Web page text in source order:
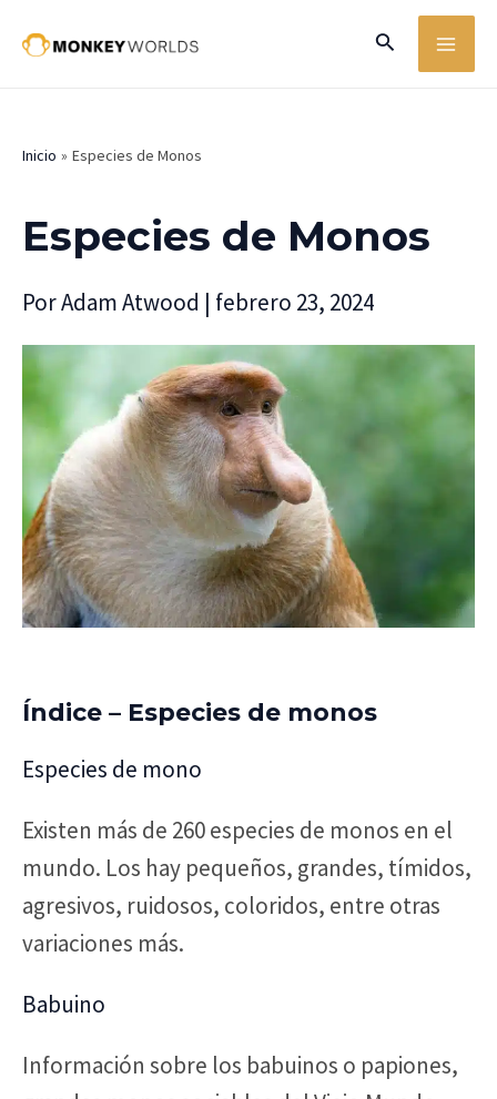
Buscar
Inicio Especies de Monos
Especies de Monos
PorAdam Atwood | febrero 23, 2024
Índice – Especies de monos
Especies de mono
Existen más de 260 especies de monos en el
mundo. Los hay pequeños, grandes, tímidos,
agresivos, ruidosos, coloridos, entre otras
variaciones más.
Babuino
Información sobre los babuinos o papiones,